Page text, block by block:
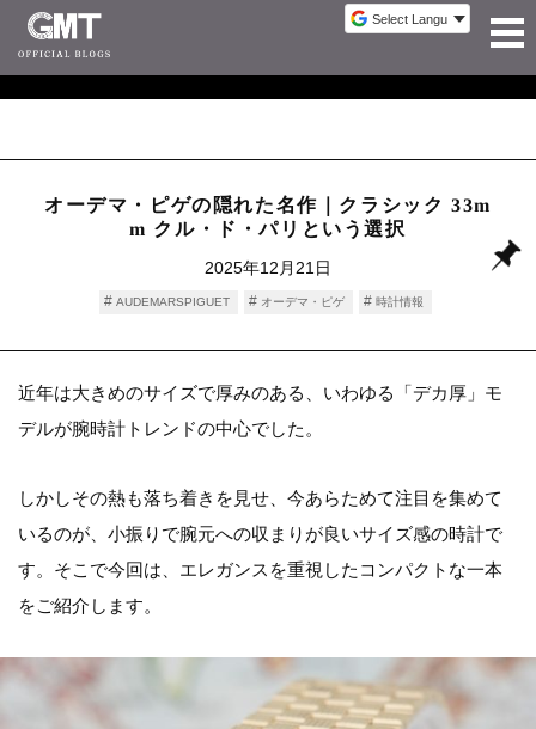
オーデマ・ピゲの隠れた名作｜クラシック 33m
m クル・ド・パリという選択
2025年12月21日
AUDEMARSPIGUET オーデマ・ピゲ 時計情報
近年は大きめのサイズで厚みのある、いわゆる「デカ厚」モ
デルが腕時計トレンドの中心でした。
しかしその熱も落ち着きを見せ、今あらためて注目を集めて
いるのが、小振りで腕元への収まりが良いサイズ感の時計で
す。そこで今回は、エレガンスを重視したコンパクトな一本
をご紹介します。